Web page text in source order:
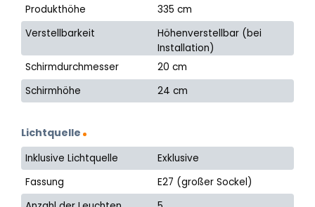
Produkthöhe
335 cm
Verstellbarkeit
Höhenverstellbar (bei
Installation)
Schirmdurchmesser
20 cm
Schirmhöhe
24 cm
Lichtquelle
Inklusive Lichtquelle
Exklusive
Fassung
E27 (großer Sockel)